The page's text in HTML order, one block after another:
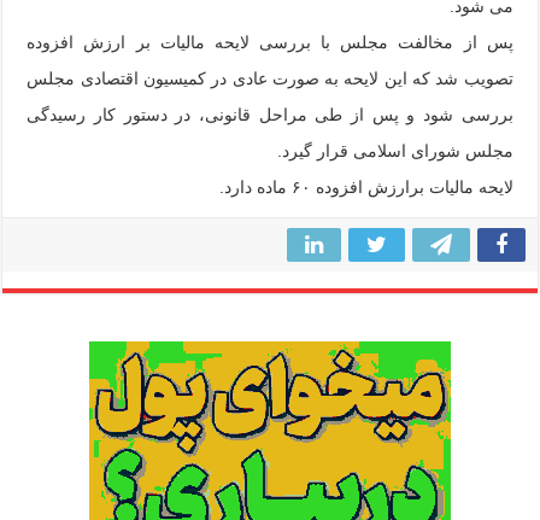
می شود.
پس از مخالفت مجلس با بررسی لایحه مالیات بر ارزش افزوده
تصویب شد که این لایحه به صورت عادی در کمیسیون اقتصادی مجلس
بررسی شود و پس از طی مراحل قانونی، در دستور کار رسیدگی
مجلس شورای اسلامی قرار گیرد.
لایحه مالیات برارزش افزوده ۶۰ ماده دارد.